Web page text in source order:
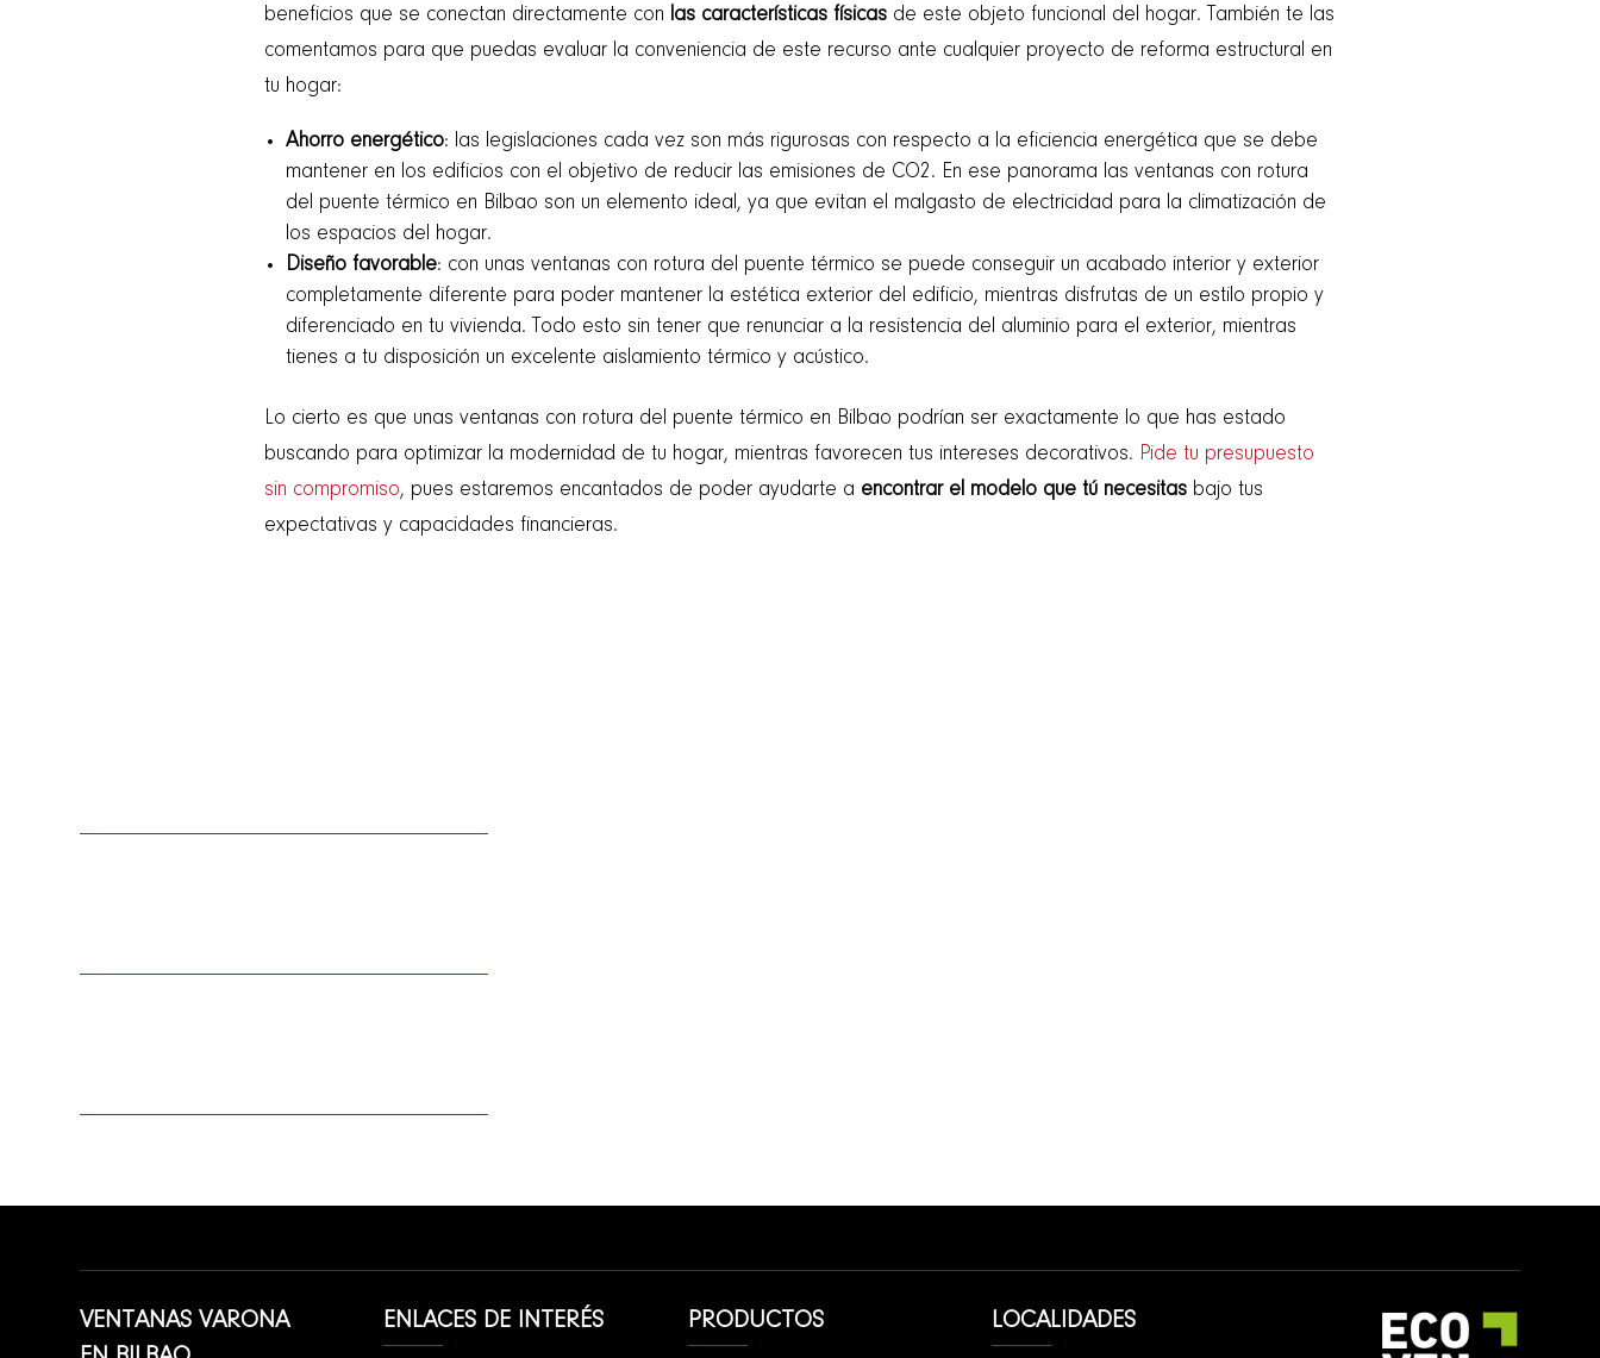
beneficios que se conectan directamente con las características físicas de este objeto funcional del hogar. También te las
comentamos para que puedas evaluar la conveniencia de este recurso ante cualquier proyecto de reforma estructural en
tu hogar:
Ahorro energético: las legislaciones cada vez son más rigurosas con respecto a la eficiencia energética que se debe
mantener en los edificios con el objetivo de reducir las emisiones de CO2. En ese panorama las ventanas con rotura
del puente térmico en Bilbao son un elemento ideal, ya que evitan el malgasto de electricidad para la climatización de
los espacios del hogar.
Diseño favorable: con unas ventanas con rotura del puente térmico se puede conseguir un acabado interior y exterior
completamente diferente para poder mantener la estética exterior del edificio, mientras disfrutas de un estilo propio y
diferenciado en tu vivienda. Todo esto sin tener que renunciar a la resistencia del aluminio para el exterior, mientras
tienes a tu disposición un excelente aislamiento térmico y acústico.
Lo cierto es que unas ventanas con rotura del puente térmico en Bilbao podrían ser exactamente lo que has estado
buscando para optimizar la modernidad de tu hogar, mientras favorecen tus intereses decorativos. Pide tu presupuesto
sin compromiso, pues estaremos encantados de poder ayudarte a encontrar el modelo que tú necesitas bajo tus
expectativas y capacidades financieras.
VENTANAS VARONA
ENLACES DE INTERÉS PRODUCTOS LOCALIDADES